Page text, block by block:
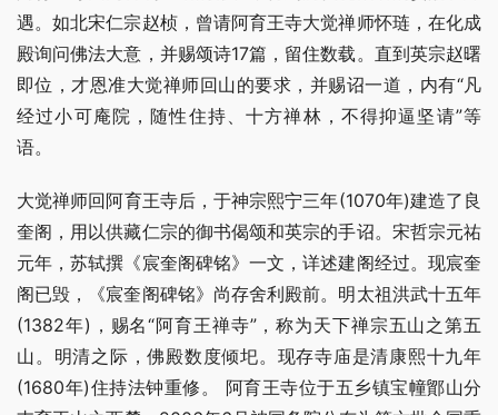
遇。如北宋仁宗赵桢，曾请阿育王寺大觉禅师怀琏，在化成
殿询问佛法大意，并赐颂诗17篇，留住数载。直到英宗赵曙
即位，才恩准大觉禅师回山的要求，并赐诏一道，内有“凡
经过小可庵院，随性住持、十方禅林，不得抑逼坚请”等
语。
大觉禅师回阿育王寺后，于神宗熙宁三年(1070年)建造了良
奎阁，用以供藏仁宗的御书偈颂和英宗的手诏。宋哲宗元祐
元年，苏轼撰《宸奎阁碑铭》一文，详述建阁经过。现宸奎
阁已毁，《宸奎阁碑铭》尚存舍利殿前。明太祖洪武十五年
(1382年)，赐名“阿育王禅寺”，称为天下禅宗五山之第五
山。明清之际，佛殿数度倾圯。现存寺庙是清康熙十九年
(1680年)住持法钟重修。 阿育王寺位于五乡镇宝幢鄮山分